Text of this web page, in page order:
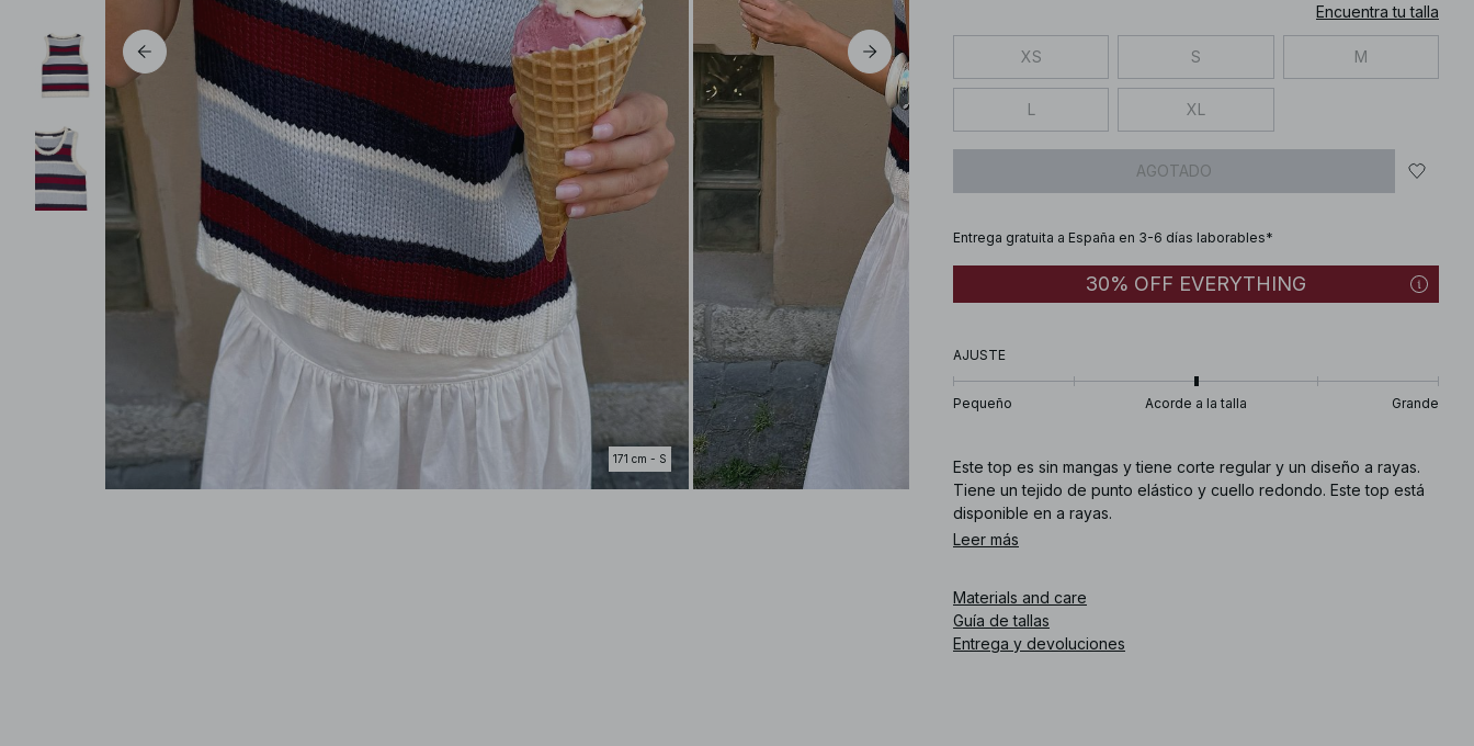
171 cm - S
Encuentra tu talla
XS S M
L XL
AGOTADO
Entrega gratuita a España en 3-6 días laborables*
30% OFF EVERYTHING
AJUSTE
Pequeño Acorde a la talla Grande
Este top es sin mangas y tiene corte regular y un diseño a rayas.
Tiene un tejido de punto elástico y cuello redondo. Este top está
disponible en a rayas.
Leer más
Materials and care
Guía de tallas
Entrega y devoluciones